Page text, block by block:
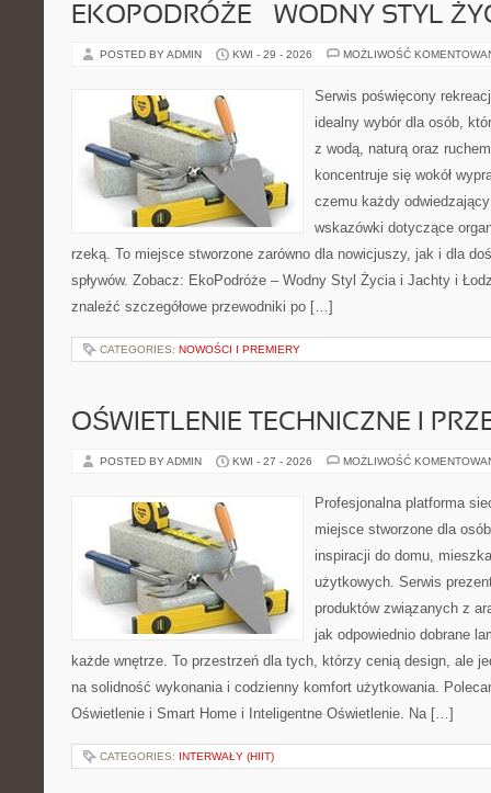
EKOPODRÓŻE – WODNY STYL
POSTED BY ADMIN KWI - 29 - 2026 MOŻLIWOŚĆ
Serwis poświęcony
idealny wybór dla osób,
z wodą, naturą oraz
koncentruje się wokół
czemu każdy
wskazówki dotyczące
rzeką. To miejsce stworzone zarówno dla nowicjuszy, jak i dla
spływów. Zobacz: EkoPodróże – Wodny Styl Życia i Jachty i
znaleźć szczegółowe przewodniki po […]
CATEGORIES: NOWOŚCI I PREMIERY
OŚWIETLENIE TECHNICZNE I
POSTED BY ADMIN KWI - 27 - 2026 MOŻLIWOŚĆ
Profesjonalna platforma
miejsce stworzone dla
inspiracji do domu,
użytkowych. Serwis
produktów związanych z
jak odpowiednio dobrane
każde wnętrze. To przestrzeń dla tych, którzy cenią design, ale
na solidność wykonania i codzienny komfort użytkowania.
Oświetlenie i Smart Home i Inteligentne Oświetlenie. Na […]
CATEGORIES: INTERWAŁY (HIIT)